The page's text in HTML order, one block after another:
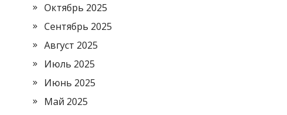
Октябрь 2025
Сентябрь 2025
Август 2025
Июль 2025
Июнь 2025
Май 2025